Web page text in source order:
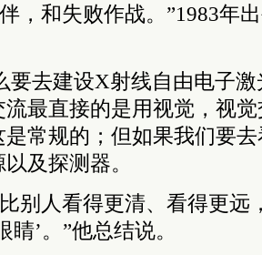
，和失败作战。”1983年
要去建设X射线自由电子
最直接的是用视觉，视
常规的；但如果我们要
及探测器。
别人看得更清、看得更远
睛’。”他总结说。